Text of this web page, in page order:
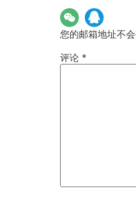
您的邮箱地址不会
评论 *